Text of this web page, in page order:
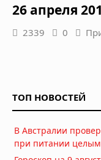
26 апреля
2339 0
ТОП НОВОСТЕЙ
В Австралии
при питании